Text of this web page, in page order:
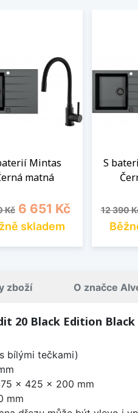
Mintas
matná
cena
Kč Cena
6 651 Kč
skladem
S
Běžná
12 390
zboží O značce
20 Black Edition Black
bílými tečkami)
x 425 x 200 mm
mm